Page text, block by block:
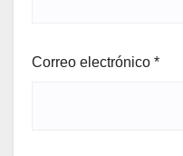
Correo electrónico *